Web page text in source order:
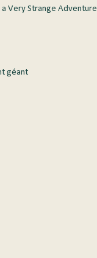
Very Strange Adventure
géant